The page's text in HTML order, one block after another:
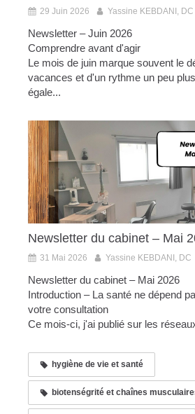
29 Juin 2026 Yassine KEBDANI, DC
Newsletter – Juin 2026
Comprendre avant d'agir
Le mois de juin marque souvent le
vacances et d'un rythme un peu
égale...
Newsletter du cabinet – Mai
31 Mai 2026 Yassine KEBDANI, DC
Newsletter du cabinet – Mai 2026
Introduction – La santé ne dépend
votre consultation
Ce mois-ci, j'ai publié sur les
hygiène de vie et santé
biotenségrité et chaînes